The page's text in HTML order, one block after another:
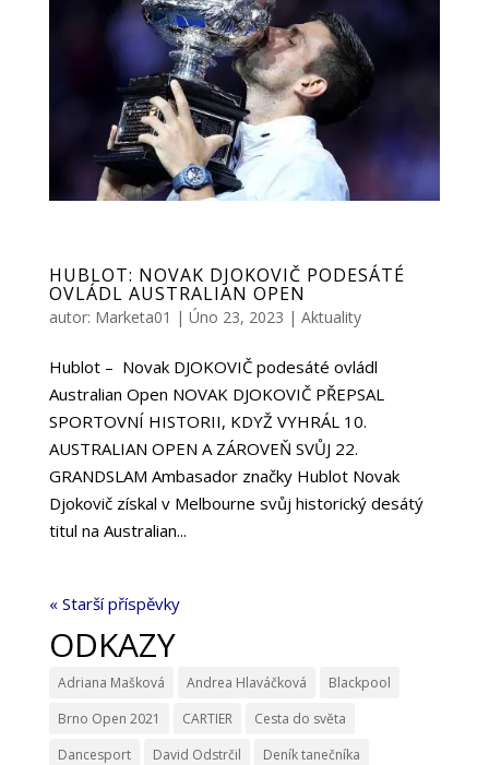
HUBLOT: NOVAK DJOKOVIČ PODESÁTÉ
OVLÁDL AUSTRALIAN OPEN
autor: Marketa01 | Úno 23, 2023 | Aktuality
Hublot – Novak DJOKOVIČ podesáté ovládl
Australian Open NOVAK DJOKOVIČ PŘEPSAL
SPORTOVNÍ HISTORII, KDYŽ VYHRÁL 10.
AUSTRALIAN OPEN A ZÁROVEŇ SVŮJ 22.
GRANDSLAM Ambasador značky Hublot Novak
Djokovič získal v Melbourne svůj historický desátý
titul na Australian...
« Starší příspěvky
ODKAZY
Adriana Mašková Andrea Hlaváčková
Blackpool
Brno Open 2021
CARTIER
Cesta do světa
Dancesport
David Odstrčil
Deník tanečníka